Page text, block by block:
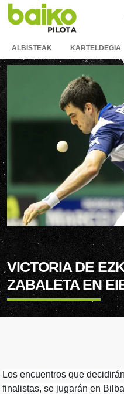
ALBISTEAK KARTELDEGIA
VICTORIA DE
ZABALETA EN
Los encuentros que
finalistas, se jugarán en